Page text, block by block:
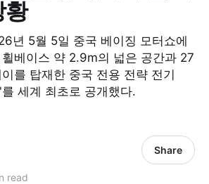
황
년 5월 5일 중국 베이징 모터쇼에
베이스 약 2.9m의 넓은 공간과 27
를 탑재한 중국 전용 전략 전기
세계 최초로 공개했다.
read
Share